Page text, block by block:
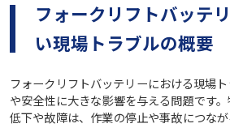
フォークリフトバッテ
い現場トラブルの概要
フォークリフトバッテリーにおける現場
や安全性に大きな影響を与える問題です
低下や故障は、作業の停止や事故につな